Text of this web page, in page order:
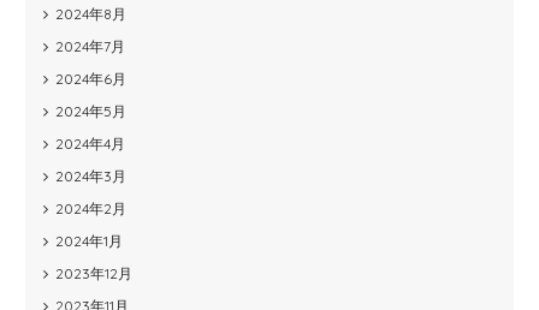
2024年8月
2024年7月
2024年6月
2024年5月
2024年4月
2024年3月
2024年2月
2024年1月
2023年12月
2023年11月